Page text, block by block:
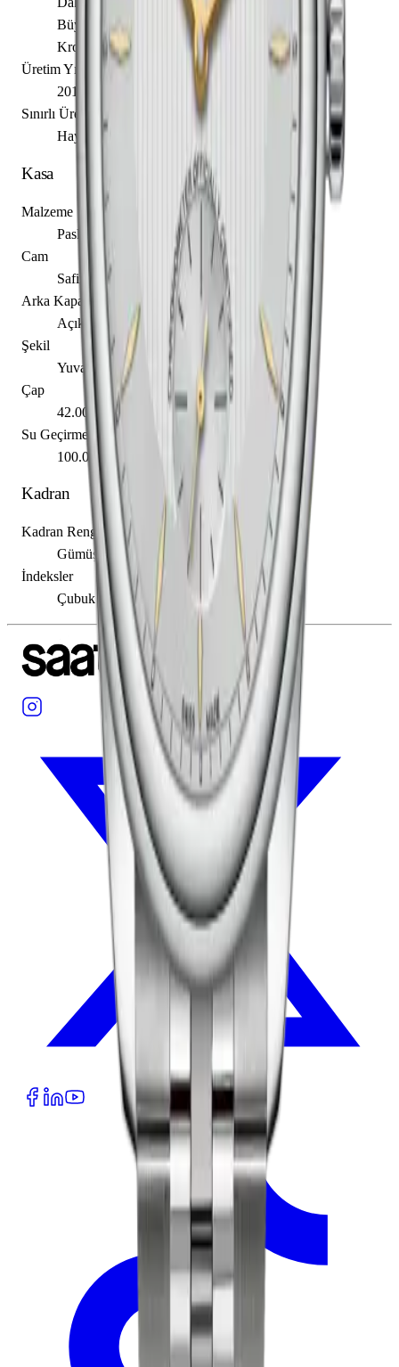
Büyük Tarih
Kronometre
Üretim Yılı
2018
Sınırlı Üretim
Hayır
Kasa
Malzeme
Paslanmaz Çelik
Cam
Safir
Arka Kapak
Açık
Şekil
Yuvarlak
Çap
42.00 mm
Su Geçirmezlik
100.00 m
Kadran
Kadran Rengi
Gümüş
İndeksler
Çubuk / Nokta